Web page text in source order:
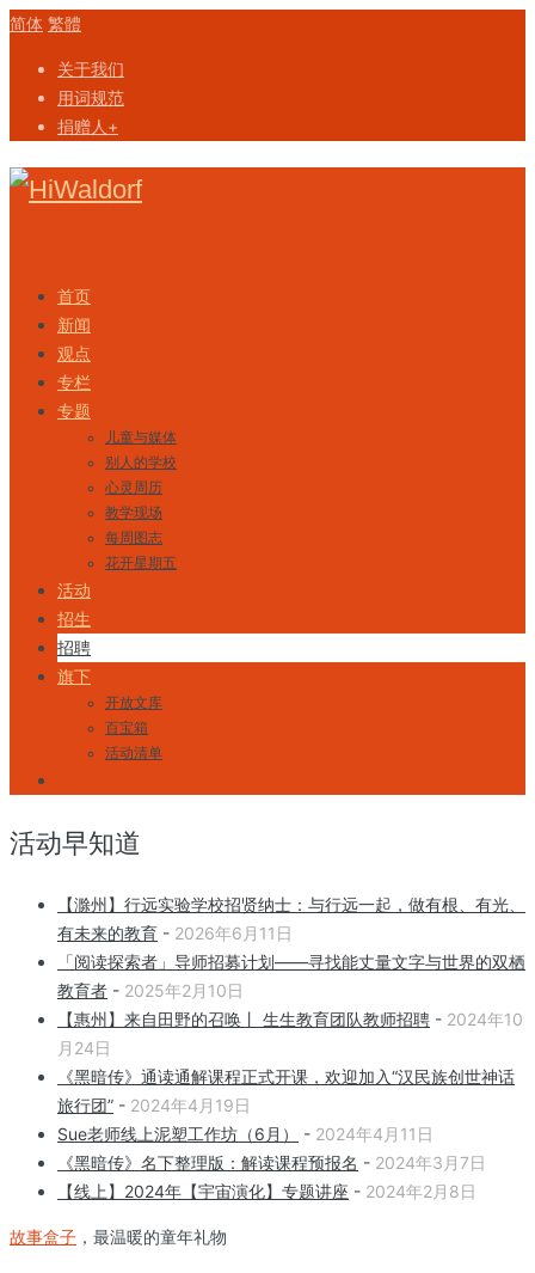
简体 繁體
关于我们
用词规范
捐赠人+
首页
新闻
观点
专栏
专题
儿童与媒体
别人的学校
心灵周历
教学现场
每周图志
花开星期五
活动
招生
招聘
旗下
开放文库
百宝箱
活动清单
活动早知道
【滁州】行远实验学校招贤纳士：与行远一起，做有根、有光、
有未来的教育 - 2026年6月11日
「阅读探索者」导师招募计划——寻找能丈量文字与世界的双栖
教育者 - 2025年2月10日
【惠州】来自田野的召唤丨 生生教育团队教师招聘 - 2024年10
月24日
《黑暗传》通读通解课程正式开课，欢迎加入“汉民族创世神话
旅行团” - 2024年4月19日
Sue老师线上泥塑工作坊（6月）
- 2024年4月11日
《黑暗传》名下整理版：解读课程预报名 - 2024年3月7日
【线上】2024年【宇宙演化】专题讲座 - 2024年2月8日
故事盒子 ，最温暖的童年礼物